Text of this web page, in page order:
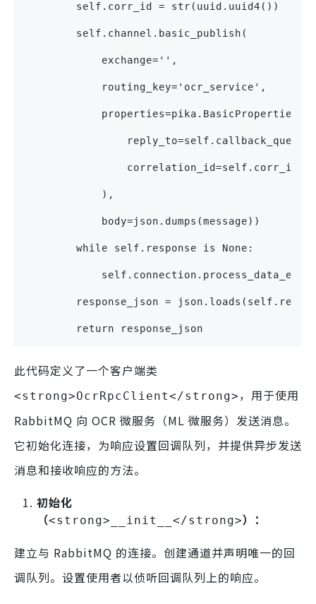
        self.corr_id = str(uuid.uuid4())
        self.channel.basic_publish(
            exchange='',
            routing_key='ocr_service',
            properties=pika.BasicProperties(
                reply_to=self.callback_queue,
                correlation_id=self.corr_id,
            ),
            body=json.dumps(message))
        while self.response is None:
response_json =
        return response_json
此代码定义了一个客户端类
<strong>OcrRpcClient</strong> ，用于使用
RabbitMQ 向 OCR 微服务（ML 微服务）发送消息。
它初始化连接，为响应设置回调队列，并提供异步发送
消息和接收响应的方法。
初始化
（<strong>__init__</strong>）：
建立与 RabbitMQ 的连接。创建通道并声明唯一的回
调队列。设置使用者以侦听回调队列上的响应。